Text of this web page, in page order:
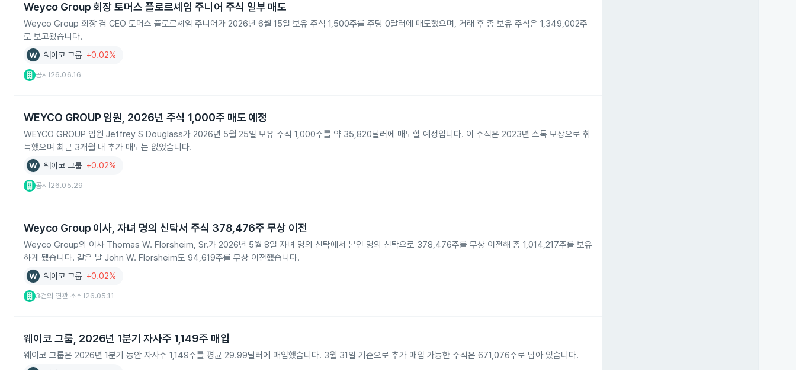
Weyco Group 회장 토머스 플로르셰임 주니어 주식 일부 매도
Weyco Group 회장 겸 CEO 토머스 플로르셰임 주니어가 2026년 6월 15일 보유 주식 1,500주를 주당 0달러에 매도했으며, 거래 후 총 보유 주식은 1,349,002주
로 보고됐습니다.
웨이코 그룹 +0.02%
공시 26.06.16
WEYCO GROUP 임원, 2026년 주식 1,000주 매도 예정
WEYCO GROUP 임원 Jeffrey S Douglass가 2026년 5월 25일 보유 주식 1,000주를 약 35,820달러에 매도할 예정입니다. 이 주식은 2023년 스톡 보상으로 취
득했으며 최근 3개월 내 추가 매도는 없었습니다.
웨이코 그룹 +0.02%
공시 26.05.29
Weyco Group 이사, 자녀 명의 신탁서 주식 378,476주 무상 이전
Weyco Group의 이사 Thomas W. Florsheim, Sr.가 2026년 5월 8일 자녀 명의 신탁에서 본인 명의 신탁으로 378,476주를 무상 이전해 총 1,014,217주를 보유
하게 됐습니다. 같은 날 John W. Florsheim도 94,619주를 무상 이전했습니다.
웨이코 그룹 +0.02%
3건의 연관 소식 26.05.11
웨이코 그룹, 2026년 1분기 자사주 1,149주 매입
웨이코 그룹은 2026년 1분기 동안 자사주 1,149주를 평균 29.99달러에 매입했습니다. 3월 31일 기준으로 추가 매입 가능한 주식은 671,076주로 남아 있습니다.